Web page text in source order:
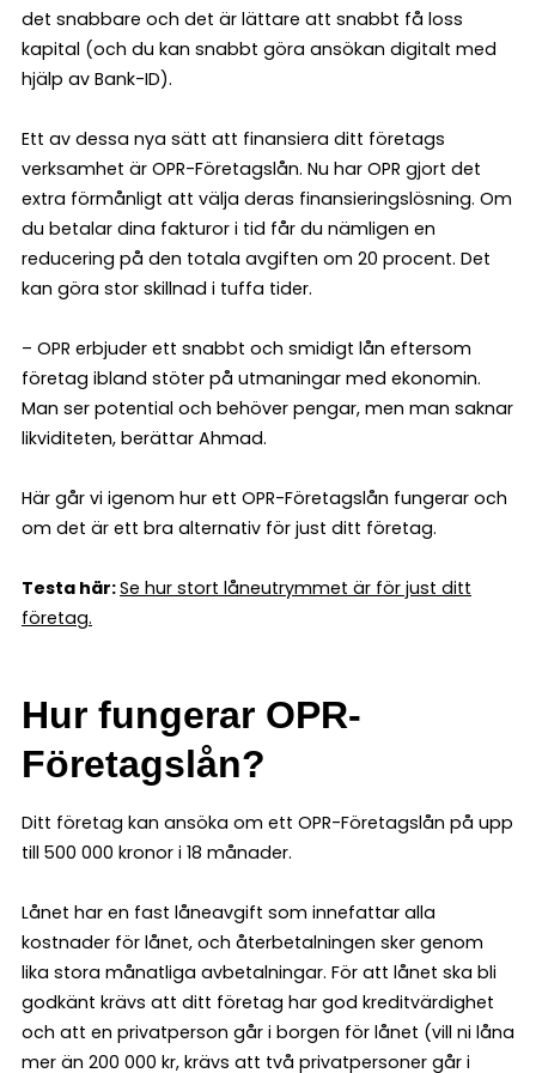
det snabbare och det är lättare att snabbt få loss
kapital (och du kan snabbt göra ansökan digitalt med
hjälp av Bank-ID).
Ett av dessa nya sätt att finansiera ditt företags
verksamhet är OPR-Företagslån. Nu har OPR gjort det
extra förmånligt att välja deras finansieringslösning. Om
du betalar dina fakturor i tid får du nämligen en
reducering på den totala avgiften om 20 procent. Det
kan göra stor skillnad i tuffa tider.
– OPR erbjuder ett snabbt och smidigt lån eftersom
företag ibland stöter på utmaningar med ekonomin.
Man ser potential och behöver pengar, men man saknar
likviditeten, berättar Ahmad.
Här går vi igenom hur ett OPR-Företagslån fungerar och
om det är ett bra alternativ för just ditt företag.
Testa här:Se hur stort låneutrymmet är för just ditt
företag.
Hur fungerar OPR-
Företagslån?
Ditt företag kan ansöka om ett OPR-Företagslån på upp
till 500 000 kronor i 18 månader.
Lånet har en fast låneavgift som innefattar alla
kostnader för lånet, och återbetalningen sker genom
lika stora månatliga avbetalningar. För att lånet ska bli
godkänt krävs att ditt företag har god kreditvärdighet
och att en privatperson går i borgen för lånet (vill ni låna
mer än 200 000 kr, krävs att två privatpersoner går i